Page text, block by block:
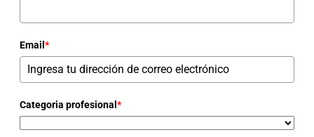
Email *
Categoria profesional *